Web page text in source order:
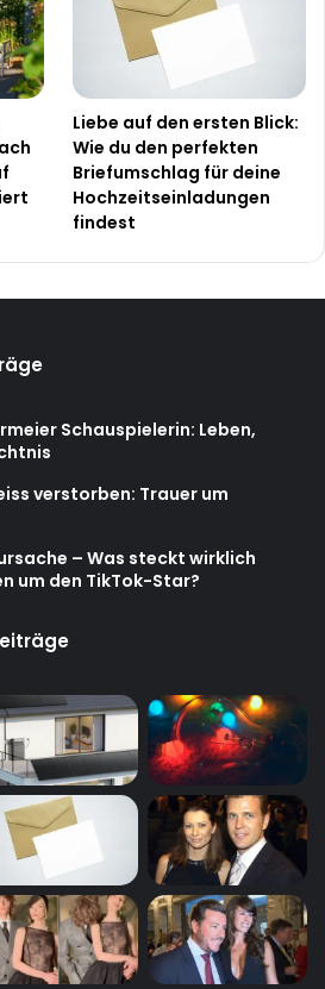
Liebe auf den ersten Blick:
Wie du den perfekten
Briefumschlag für deine
Hochzeitseinladungen
findest
Schauspielerin: Leben,
verstorben: Trauer um
– Was steckt wirklich
um den TikTok-Star?